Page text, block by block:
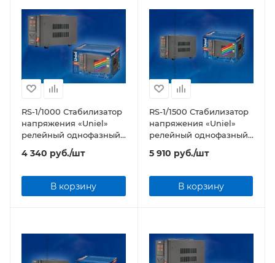
RS-1/1000 Стабилизатор
напряжения «Uniel»
релейный однофазный,
4 340 руб./шт
В корзину
RS-1/1500 Стабилизатор
напряжения «Uniel»
релейный однофазный,
5 910 руб./шт
В корзину